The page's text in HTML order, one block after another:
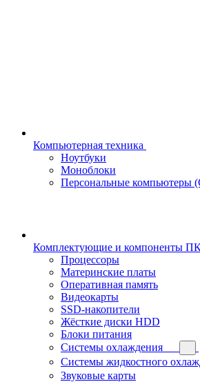
Компьютерная техника
Ноутбуки
Моноблоки
Персональные компьютеры
Комплектующие и компоненты
Процессоры
Материнские платы
Оперативная память
Видеокарты
SSD-накопители
Жёсткие диски HDD
Блоки питания
Системы охлаждения
Системы жидкостного
Звуковые карты